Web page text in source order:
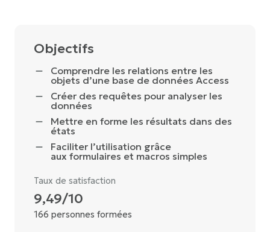
Objectifs
Comprendre les relations entre les
objets d’une base de données Access
Créer des requêtes pour analyser les
données
Mettre en forme les résultats dans des
états
Faciliter l’utilisation grâce
aux formulaires et macros simples
Taux de satisfaction
9,49/10
166 personnes formées